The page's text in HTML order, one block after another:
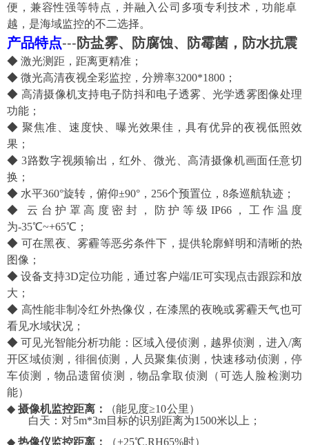
便 ，兼容性强等特点 ，并融入公司多项专利技术 ，功能卓
越 ，是海域监控的不二选择。
产品特点---防盐雾、防腐蚀、防霉菌， 防水抗震
◆ 激光测距，距离更精准；
◆ 微光高清夜视全彩监控，分辨率3200*1800 ；
◆ 高清摄像机支持电子防抖和电子透雾、 光学透雾图像处理
功能；
◆ 聚焦准、速度快、曝光效果佳，具有优异的夜视低照效
果 ；
◆3路数字视频输出，红外、微光、高清摄像机画面任意切
换 ；
◆ 水平360°旋转， 俯仰±90° ， 256个预置位 ， 8条巡航轨迹 ；
◆ 云台护罩高度密封，防护等级IP66， 工作温度
为-35℃~+65℃ ；
◆ 可在黑夜 、雾霾等恶劣条件下，提供轮廓鲜明和清晰的热
图像 ；
◆设备支持3D定位功能，通过客户端/IE可实现点击跟踪和放
大；
◆ 高性能非制冷红外热像仪 ，在漆黑的夜晚或雾霾天气也可
看见水域状况 ；
◆可见光智能分析功能：区域入侵侦测，越界侦测，进入/离
开区域侦测，徘徊侦测，人员聚集侦测，快速移动侦测，停
车侦测，物品遗留侦测，物品拿取侦测（可选人脸检测功
能）
◆ 摄像机监控距离 ： （能见度≥10公里）
白天 ：对5m*3m目标的识别距离为1 500米以上 ；
◆ 热像仪监控距离 ： （+25℃.RH65%时）